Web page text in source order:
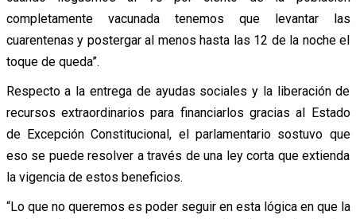
completamente vacunada tenemos que levantar las
cuarentenas y postergar al menos hasta las 12 de la noche el
toque de queda”.
Respecto a la entrega de ayudas sociales y la liberación de
recursos extraordinarios para financiarlos gracias al Estado
de Excepción Constitucional, el parlamentario sostuvo que
eso se puede resolver a través de una ley corta que extienda
la vigencia de estos beneficios.
“Lo que no queremos es poder seguir en esta lógica en que la